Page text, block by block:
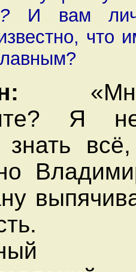
И вам
что
«Мне
Я
знать